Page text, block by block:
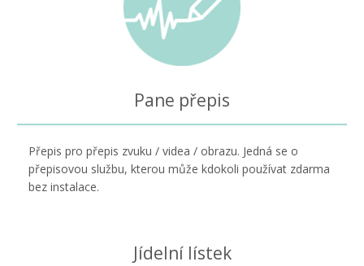
Pane přepis
Přepis pro přepis zvuku / videa / obrazu. Jedná se o
přepisovou službu, kterou může kdokoli používat zdarma
bez instalace.
Jídelní lístek